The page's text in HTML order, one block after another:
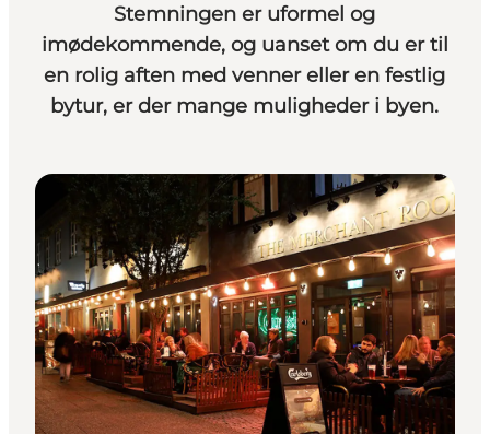
Stemningen er uformel og
imødekommende, og uanset om du er til
en rolig aften med venner eller en festlig
bytur, er der mange muligheder i byen.